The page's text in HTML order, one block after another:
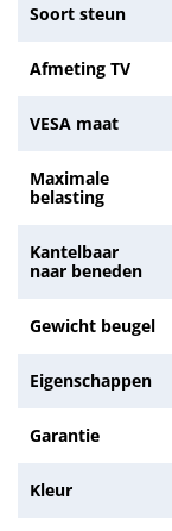
Soort steun
Afmeting TV
VESA maat
Maximale
belasting
Kantelbaar
naar beneden
Gewicht beugel
Eigenschappen
Garantie
Kleur